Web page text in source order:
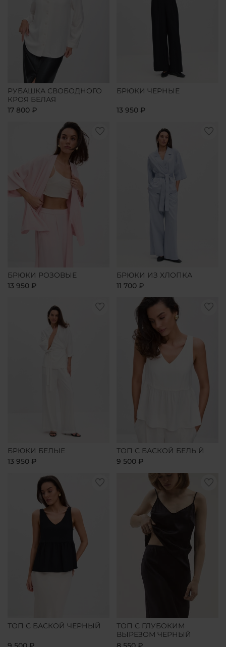
РУБАШКА СВОБОДНОГО
КРОЯ БЕЛАЯ
17 800 ₽
БРЮКИ ЧЕРНЫЕ
13 950 ₽
БРЮКИ РОЗОВЫЕ
13 950 ₽
БРЮКИ ИЗ ХЛОПКА
11 700 ₽
БРЮКИ БЕЛЫЕ
13 950 ₽
ТОП С БАСКОЙ БЕЛЫЙ
9 500 ₽
ТОП С БАСКОЙ ЧЕРНЫЙ
ТОП С ГЛУБОКИМ
ВЫРЕЗОМ ЧЕРНЫЙ